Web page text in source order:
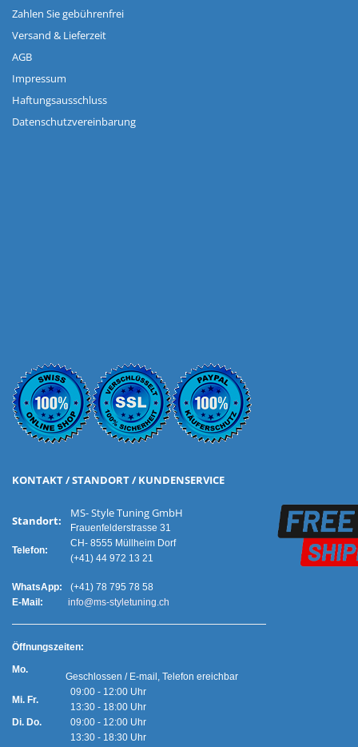
Zahlen Sie gebührenfrei
Versand & Lieferzeit
AGB
Impressum
Haftungsausschluss
Datenschutzvereinbarung
KONTAKT / STANDORT / KUNDENSERVICE
Standort:
Telefon:
MS- Style Tuning GmbH
Frauenfelderstrasse 31
CH- 8555 Müllheim Dorf
(+41) 44 972 13 21
WhatsApp:
(+41) 78 795 78 58
E-Mail:
info@ms-styletuning.ch
Öffnungszeiten:
Mo.
Mi. Fr.
Geschlossen / E-mail, Telefon ereichbar
09:00 - 12:00 Uhr
13:30 - 18:00 Uhr
Di. Do.
09:00 - 12:00 Uhr
13:30 - 18:30 Uhr